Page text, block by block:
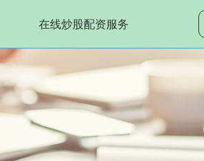
在线炒股配资服务